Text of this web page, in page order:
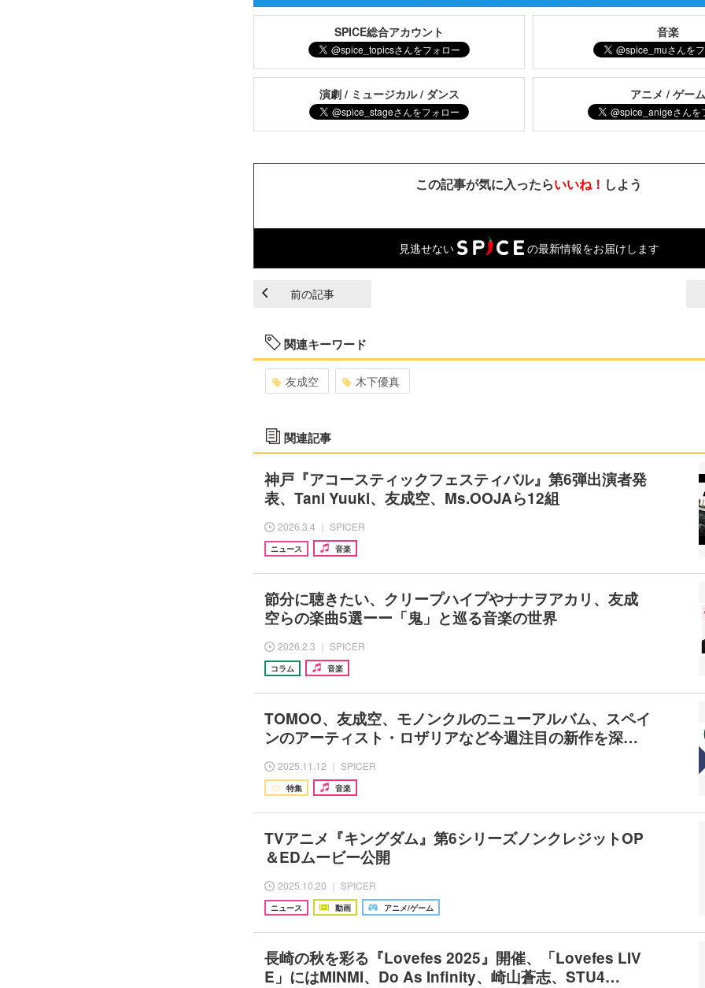
SPICE総合アカウント 音楽
演劇 / ミュージカル / ダンス アニメ / ゲー
この記事が気に入ったらいいね！ しよう
見逃せない の最新情報をお届けします
前の記事
関連キーワード
友成空 木下優真
関連記事
神戸『アコースティックフェスティバル』第6弾出演者発
表、Tani Yuuki、友成空、Ms.OOJAら12組
2026.3.4 ｜ SPICER
ニュース 音楽
節分に聴きたい、クリープハイプやナナヲアカリ、友成
空らの楽曲5選ーー「鬼」と巡る音楽の世界
2026.2.3 ｜ SPICER
コラム 音楽
TOMOO、友成空、モノンクルのニューアルバム、スペイ
ンのアーティスト・ロザリアなど今週注目の新作を深…
2025.11.12 ｜ SPICER
特集 音楽
TVアニメ『キングダム』第6シリーズノンクレジットOP
＆EDムービー公開
2025.10.20 ｜ SPICER
ニュース 動画 アニメ/ゲーム
長崎の秋を彩る『Lovefes 2025』開催、「Lovefes LIV
E」にはMINMI、Do As Infinity、崎山蒼志、STU4…